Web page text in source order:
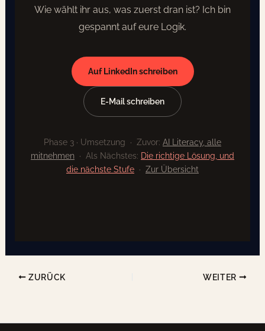
Wie wählt ihr aus, was zuerst dran ist? Ich bin
gespannt auf eure Logik.
Auf LinkedIn schreiben
E-Mail schreiben
Phase 3 · Umsetzung · Zuvor: AI Literacy, alle
mitnehmen · Als Nächstes: Die richtige Lösung, und
die nächste Stufe · Zur Übersicht
ZURÜCK WEITER